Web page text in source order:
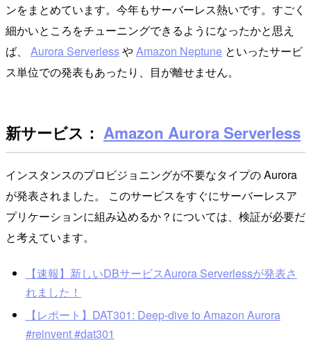
ンをまとめています。今年もサーバーレス熱いです。すごく
細かいところをチューニングできるようになったかと思え
ば、 Aurora ServerlessやAmazon Neptune といったサービ
ス単位での発表もあったり、目が離せません。
新サービス： Amazon Aurora Serverless
インスタンスのプロビジョニングが不要なタイプの Aurora
が発表されました。 このサービスをすぐにサーバーレスア
プリケーションに組み込めるか？については、検証が必要だ
と考えています。
【速報】新しいDBサービスAurora Serverlessが発表さ
れました！
【レポート】DAT301: Deep-dive to Amazon Aurora
#reinvent #dat301